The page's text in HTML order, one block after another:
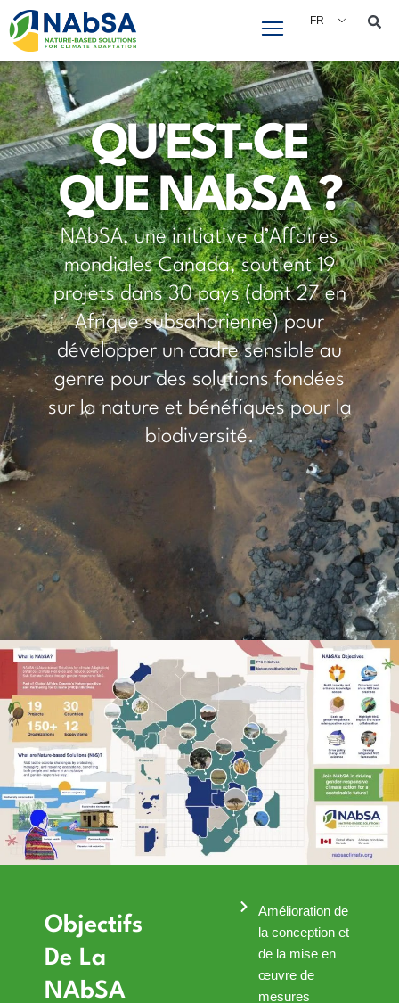
Aller
au
contenu
FR
QU'EST-CE
QUE NAbSA ?
NAbSA, une initiative d’Affaires
mondiales Canada, soutient 19
projets dans 30 pays (dont 27 en
Afrique subsaharienne) pour
développer un cadre sensible au
genre pour des solutions fondées
sur la nature et bénéfiques pour la
biodiversité.
Objectifs
De La
NAbSA
Amélioration de
la conception et
de la mise en
œuvre de
mesures